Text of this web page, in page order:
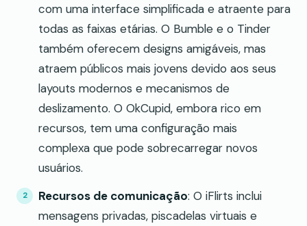
com uma interface simplificada e atraente para
todas as faixas etárias. O Bumble e o Tinder
também oferecem designs amigáveis, mas
atraem públicos mais jovens devido aos seus
layouts modernos e mecanismos de
deslizamento. O OkCupid, embora rico em
recursos, tem uma configuração mais
complexa que pode sobrecarregar novos
usuários.
Recursos de comunicação: O iFlirts inclui
mensagens privadas, piscadelas virtuais e